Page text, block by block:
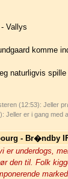
Vallys
komme
naturligvis
(12:53): Jeller
Jeller er i gang
- Br�ndby
er underdogs,
den til. Folk